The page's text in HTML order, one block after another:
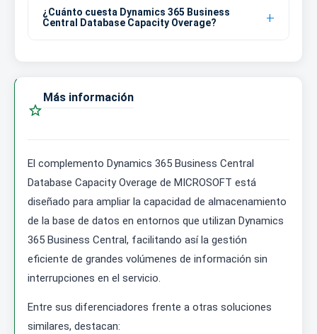
¿Cuánto cuesta Dynamics 365 Business
Central Database Capacity Overage?

Más información
El complemento Dynamics 365 Business Central
Database Capacity Overage de MICROSOFT está
diseñado para ampliar la capacidad de almacenamiento
de la base de datos en entornos que utilizan Dynamics
365 Business Central, facilitando así la gestión
eficiente de grandes volúmenes de información sin
interrupciones en el servicio.
Entre sus diferenciadores frente a otras soluciones
similares, destacan: